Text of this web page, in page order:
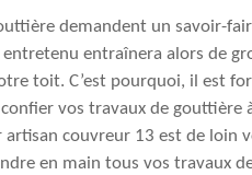
demandent un savoir-
entraînera alors de
toit. C’est pourquoi, il est
vos travaux de gouttière
artisan couvreur 13 est de loin
en main tous vos travaux